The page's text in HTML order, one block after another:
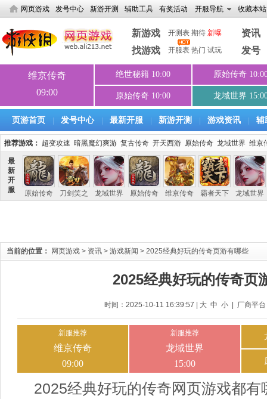
网页游戏 发号中心 新游开测 辅助工具 有奖活动 开服导航 收藏本站
新游戏 开测表 期待 新曝
资讯
找游戏
开服表 热门 试玩 发号
页游首页 发号中心 最新开服 新游开测 游戏资讯 辅
推荐游戏： 超变攻速 暗黑魔幻爽游 复古传奇 开天西游 原始传奇 龙域世界 维京
当前的位置： 网页游戏 > 资讯 > 游戏新闻 > 2025经典好玩的传奇页游有哪些
2025经典好玩的传奇页
时间：2025-10-11 16:39:57 | 大 中 小 厂商平台
2025经典好玩的传奇网页游戏都